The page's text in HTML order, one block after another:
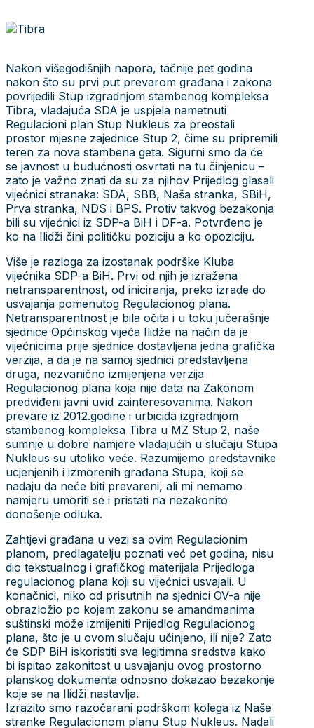
Nakon višegodišnjih napora, tačnije pet godina
nakon što su prvi put prevarom građana i zakona
povrijedili Stup izgradnjom stambenog kompleksa
Tibra, vladajuća SDA je uspjela nametnuti
Regulacioni plan Stup Nukleus za preostali
prostor mjesne zajednice Stup 2, čime su pripremili
teren za nova stambena geta. Sigurni smo da će
se javnost u budućnosti osvrtati na tu činjenicu –
zato je važno znati da su za njihov Prijedlog glasali
vijećnici stranaka: SDA, SBB, Naša stranka, SBiH,
Prva stranka, NDS i BPS. Protiv takvog bezakonja
bili su vijećnici iz SDP-a BiH i DF-a. Potvrđeno je
ko na Ilidži čini političku poziciju a ko opoziciju.
Više je razloga za izostanak podrške Kluba
vijećnika SDP-a BiH. Prvi od njih je izražena
netransparentnost, od iniciranja, preko izrade do
usvajanja pomenutog Regulacionog plana.
Netransparentnost je bila očita i u toku jučerašnje
sjednice Općinskog vijeća Ilidže na način da je
vijećnicima prije sjednice dostavljena jedna grafička
verzija, a da je na samoj sjednici predstavljena
druga, nezvanično izmijenjena verzija
Regulacionog plana koja nije data na Zakonom
predviđeni javni uvid zainteresovanima. Nakon
prevare iz 2012.godine i urbicida izgradnjom
stambenog kompleksa Tibra u MZ Stup 2, naše
sumnje u dobre namjere vladajućih u slučaju Stupa
Nukleus su utoliko veće. Razumijemo predstavnike
ucjenjenih i izmorenih građana Stupa, koji se
nadaju da neće biti prevareni, ali mi nemamo
namjeru umoriti se i pristati na nezakonito
donošenje odluka.
Zahtjevi građana u vezi sa ovim Regulacionim
planom, predlagatelju poznati već pet godina, nisu
dio tekstualnog i grafičkog materijala Prijedloga
regulacionog plana koji su vijećnici usvajali. U
konačnici, niko od prisutnih na sjednici OV-a nije
obrazložio po kojem zakonu se amandmanima
suštinski može izmijeniti Prijedlog Regulacionog
plana, što je u ovom slučaju učinjeno, ili nije? Zato
će SDP BiH iskoristiti sva legitimna sredstva kako
bi ispitao zakonitost u usvajanju ovog prostorno
planskog dokumenta odnosno dokazao bezakonje
koje se na Ilidži nastavlja.
Izrazito smo razočarani podrškom kolega iz Naše
stranke Regulacionom planu Stup Nukleus. Nadali